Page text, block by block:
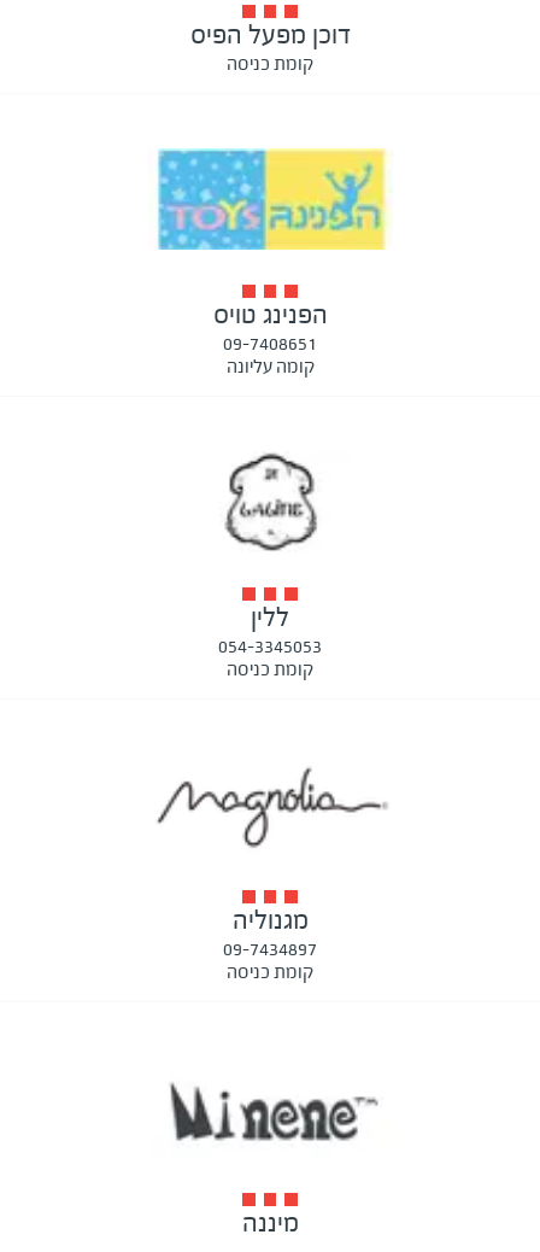
דוכן מפעל הפיס
קומת כניסה
הפנינג טויס
09-7408651
קומה עליונה
ללין
054-3345053
קומת כניסה
מגנוליה
09-7434897
קומת כניסה
מיננה